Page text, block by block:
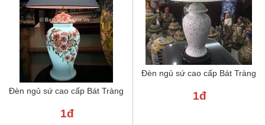
Đèn ngủ sứ cao cấp Bát Tràng
1đ
Đèn ngủ sứ cao cấp Bát Tràng
1đ